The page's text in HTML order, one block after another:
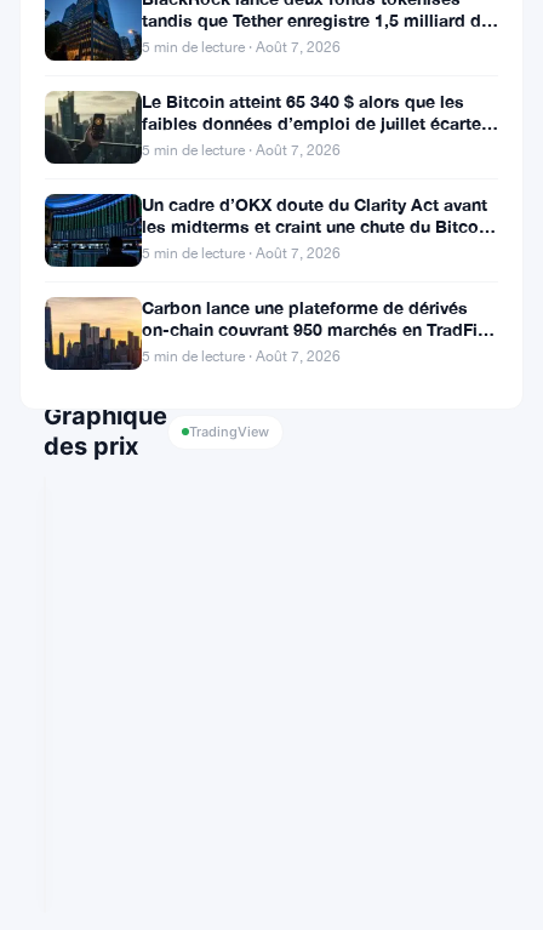
Partager
:
Suivre sur Google News
Graphique
des prix
TradingView
tandis que Tether enregistre 1,5 milliard de
bénéfices au T2
5 min de lecture · Août 7, 2026
Le Bitcoin atteint 65 340 $ alors que les
faibles données d’emploi de juillet écartent
une hausse des taux en
5 min de lecture · Août 7, 2026
Un cadre d’OKX doute du Clarity Act avant
les midterms et craint une chute du Bitcoin
à 55 000 $
5 min de lecture · Août 7, 2026
Carbon lance une plateforme de dérivés
on-chain couvrant 950 marchés en TradFi et
crypto
5 min de lecture · Août 7, 2026